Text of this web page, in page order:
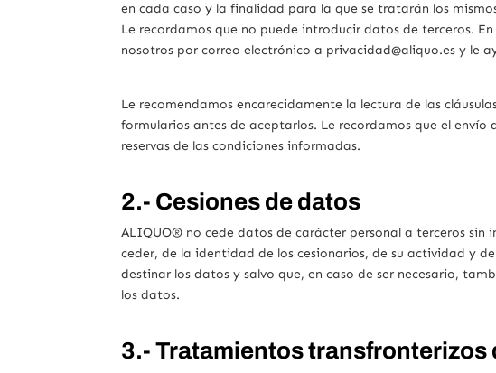
en cada caso y la finalidad para la que se tratarán los
Le recordamos que no puede introducir datos de terceros.
nosotros por correo electrónico a privacidad@aliquo.es y le
Le recomendamos encarecidamente la lectura de las
formularios antes de aceptarlos. Le recordamos que el
reservas de las condiciones informadas.
2.- Cesiones de datos
ALIQUO® no cede datos de carácter personal a terceros
ceder, de la identidad de los cesionarios, de su actividad y
destinar los datos y salvo que, en caso de ser necesario,
los datos.
3.- Tratamientos transfronterizos